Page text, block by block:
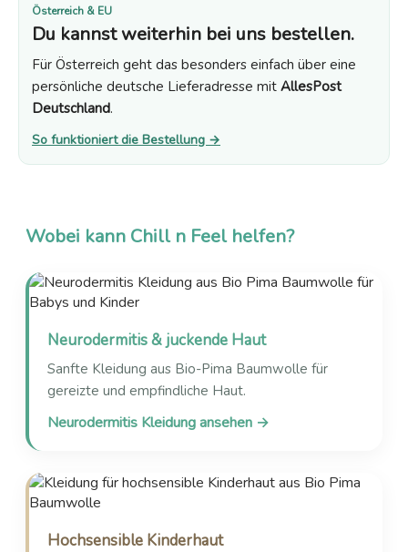
Österreich & EU
Du kannst weiterhin bei uns bestellen.
Für Österreich geht das besonders einfach über eine
persönliche deutsche Lieferadresse mit AllesPost
Deutschland.
So funktioniert die Bestellung →
Wobei kann Chill n Feel helfen?
Neurodermitis & juckende Haut
Sanfte Kleidung aus Bio-Pima Baumwolle für
gereizte und empfindliche Haut.
Neurodermitis Kleidung ansehen →
Hochsensible Kinderhaut